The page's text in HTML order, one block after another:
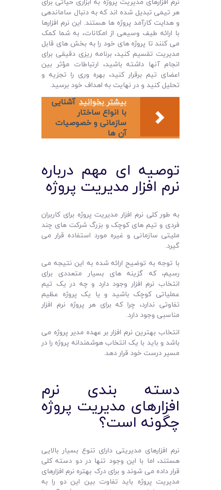
هر تیمی تبدیل شده اند که به دنبال ساماندهی
و هدایت کارآمد پروژه ها هستند. این نرم افزارها
با ارائه طیف وسیعی از امکانات، به شما کمک
می کنند تا پروژه های خود را به بخش های قابل
مدیریت تقسیم کنید، برنامه ریزی دقیقی برای
انجام آنها داشته باشید، ارتباطات مؤثر بین
اعضای تیم برقرار کنید، بهره وری را تجزیه و
تحلیل کنید و در نهایت به اهداف خود برسید.
بیشتر بخوانید آشنایی
با انواع ساختار
سازمانی و خصوصیات
آن ها
توصیه ‌ای‌ مهم درباره
نرم افزار مدیریت پروژه
به طور کلی نرم‌ افزار مدیریت پروژه برای کاربران
فردی و تیم‌ های کوچک و بزرگ شرکت ‌های چند
ملیتی سازمانی و غیره مورد استفاده قرار می
‌گیرد.
با توجه به توضیح ارائه شده به این نتیجه می‌
رسیم، که گزینه‌ های بسیار متعددی برای
انتخاب نرم‌ افزار وجود دارد و چه در یک تیم
عملیاتی کوچک باشید و یا یک پروژه عظیم
تفاوتی ندارد، چرا که برای هر پروژه نرم‌ افزار
مناسبی وجود دارد.
انتخاب بهترین نرم‌ افزار بر عهده مدیر پروژه می
‌باشد و باید با یک انتخاب هوشمندانه پروژه را در
مسیر درست خود قرار دهد.
دسته ‌بندی نرم
‌افزارهای مدیریت پروژه
چگونه است؟
نرم‌ افزارهای مدیریتی دارای تنوع بسیار بالایی
هستند، اما با این وجود تنها در دو دسته کلی
قرار داده می ‌شوند و برای درک بهتره نرم‌ افزارهای
مدیریت پروژه باید تفاوت بین این دو را به